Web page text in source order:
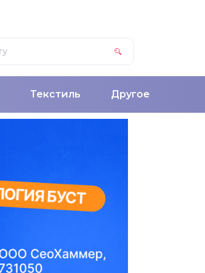
Текстиль Другое